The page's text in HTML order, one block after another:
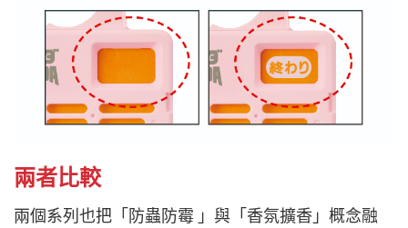
兩者比較
兩個系列也把「防蟲防霉 」與「香氛擴香」概念融